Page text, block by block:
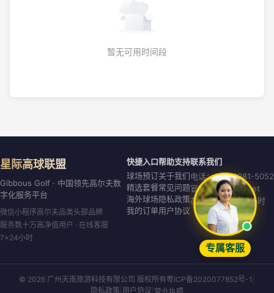
暂无可用时间段
星际高球联盟
Gibbous Golf · 中国领先高尔夫数
字化服务平台
微信小程序高尔夫品类头部品牌
服务数十万高净值用户 · 在线客服
7×24小时
快捷入口
球场预订
精选套餐
海外球场
我的订单
帮助支持
关于我们
常见问题
隐私政策
用户协议
联系我们
电话：020-8981-5052
官网：gibbous.net
在线客服：7×24小时
© 2026 广州天南旅游科技有限公司 版权所有粤ICP备2020077852号-1
隐私政策 用户协议
专属客服